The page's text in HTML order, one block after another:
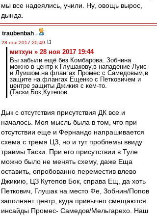
мы все надеялись, учили. Ну, овощь вырос,
дында.
traubenbah -
28 ноя 2017 20:49
митхун » 28 ноя 2017 19:44
Вы забыли ещё без Комбарова. Зобнина
можно в центр к Глушакову,в нападение Луис
и Луишом.на флангах Промес с Самедовым,в
защите на флангах Ещенко с Петковичем и
центре защиты Джикия с кем-то.
(Таски.Бок,Кутепов
Дык с отсутствия присутствия ДК все и
началось. Моя мысль была в том, что при
отсутствии еще и Фернандо напрашивается
схема с тремя ЦЗ, но и тут проблемы ввиду
травмы Таски. При его присутствии в Туле
можно было не менять схему, даже Еща
оставить, опробованно переместив влево
Джикию, ЦЗ Кутепов Бок, справа Ещ, да хоть
Петкович, Глушак на место Фе, Зобнин/Попов
заполняет центр, куда привычно смещаются
инсайды Промес- Самедов/Мельгарехо. Наш